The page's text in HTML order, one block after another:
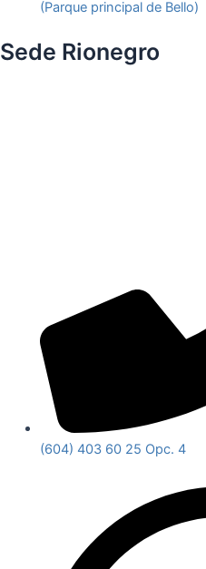
(Parque principal de Bello)
Sede Rionegro
(604) 403 60 25 Opc. 4